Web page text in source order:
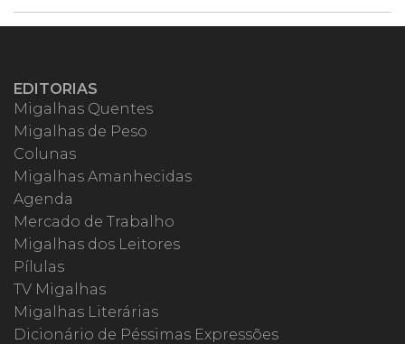
EDITORIAS
Migalhas Quentes
Migalhas de Peso
Colunas
Migalhas Amanhecidas
Agenda
Mercado de Trabalho
Migalhas dos Leitores
Pílulas
TV Migalhas
Migalhas Literárias
Dicionário de Péssimas Expressões